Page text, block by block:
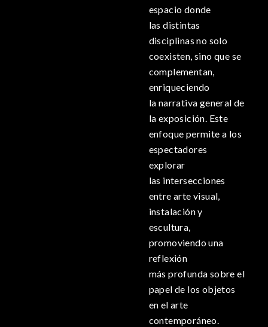
espacio donde
las distintas
disciplinas no solo
coexisten, sino que se
complementan,
enriqueciendo
la narrativa general de
la exposición. Este
enfoque permite a los
espectadores
explorar
las intersecciones
entre arte visual,
instalación y
escultura,
promoviendo una
reflexión
más profunda sobre el
papel de los objetos
en el arte
contemporáneo.